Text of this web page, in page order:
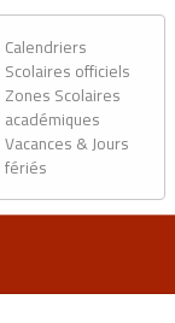
Calendriers
Scolaires officiels
Zones Scolaires
académiques
Vacances & Jours
fériés